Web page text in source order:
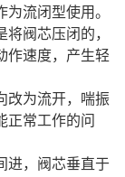
流闭型使用。
阀芯压闭的，
作速度，产生轻
改为流开，喘振
正常工作的问
进，阀芯垂直于